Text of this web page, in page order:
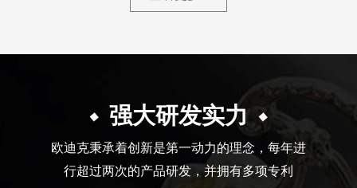
强大研发实力
欧迪克秉承着创新是第一动力的理念，每年进
行超过两次的产品研发，并拥有多项专利